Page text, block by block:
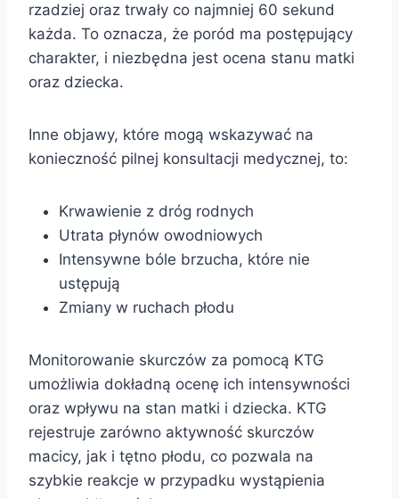
rzadziej oraz trwały co najmniej 60 sekund
każda. To oznacza, że poród ma postępujący
charakter, i niezbędna jest ocena stanu matki
oraz dziecka.
Inne objawy, które mogą wskazywać na
konieczność pilnej konsultacji medycznej, to:
Krwawienie z dróg rodnych
Utrata płynów owodniowych
Intensywne bóle brzucha, które nie
ustępują
Zmiany w ruchach płodu
Monitorowanie skurczów za pomocą KTG
umożliwia dokładną ocenę ich intensywności
oraz wpływu na stan matki i dziecka. KTG
rejestruje zarówno aktywność skurczów
macicy, jak i tętno płodu, co pozwala na
szybkie reakcje w przypadku wystąpienia